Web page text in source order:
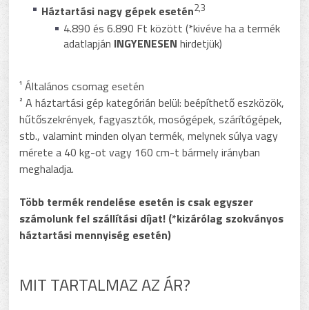
Háztartási nagy gépek esetén2,3
4.890 és 6.890 Ft között (*kivéve ha a termék
adatlapján INGYENESEN hirdetjük)
¹ Általános csomag esetén
² A háztartási gép kategórián belül: beépíthető eszközök,
hűtőszekrények, fagyasztók, mosógépek, szárítógépek,
stb., valamint minden olyan termék, melynek súlya vagy
mérete a 40 kg-ot vagy 160 cm-t bármely irányban
meghaladja.
Több termék rendelése esetén is csak egyszer
számolunk fel szállítási díjat! (*kizárólag szokványos
háztartási mennyiség esetén)
MIT TARTALMAZ AZ ÁR?